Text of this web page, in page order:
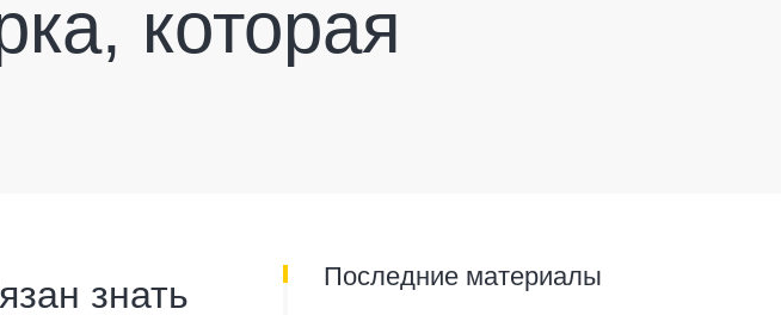
которая
знать
Последние материалы